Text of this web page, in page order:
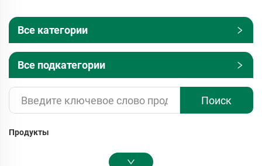
Все категории
Все подкатегории
Поиск
Продукты